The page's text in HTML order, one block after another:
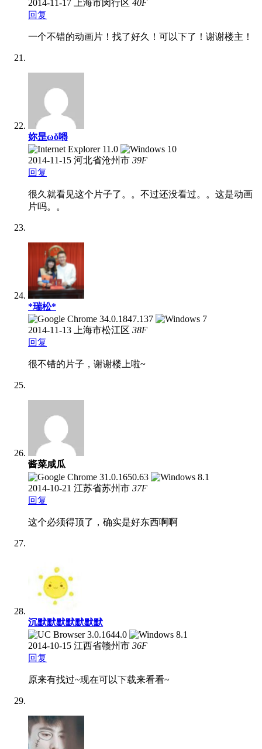
2014-11-17 上海市闵行区 40F
回复
一个不错的动画片！找了好久！可以下了！谢谢楼主！
妳昰ωǒ嘚
2014-11-15 河北省沧州市 39F
回复
很久就看见这个片子了。。不过还没看过。。这是动画
片吗。。
*瑞松*
2014-11-13 上海市松江区 38F
回复
很不错的片子，谢谢楼上啦~
酱菜咸瓜
2014-10-21 江苏省苏州市 37F
回复
这个必须得顶了，确实是好东西啊啊
沉默默默默默默默
2014-10-15 江西省赣州市 36F
回复
原来有找过~现在可以下载来看看~